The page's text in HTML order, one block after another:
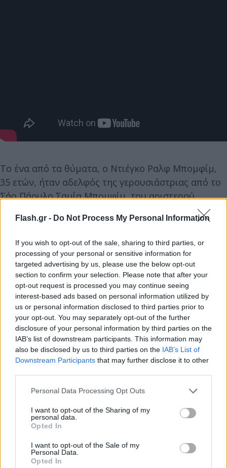
Flash.gr - Do Not Process My Personal Information
If you wish to opt-out of the sale, sharing to third parties, or
processing of your personal or sensitive information for
targeted advertising by us, please use the below opt-out
section to confirm your selection. Please note that after your
opt-out request is processed you may continue seeing
interest-based ads based on personal information utilized by
us or personal information disclosed to third parties prior to
your opt-out. You may separately opt-out of the further
disclosure of your personal information by third parties on the
IAB’s list of downstream participants. This information may
also be disclosed by us to third parties on the IAB’s List of
Downstream Participants that may further disclose it to other
Please note that this website/app uses one or more Google
not limited to your visit or usage behaviour. You may click to
grant or deny consent to Google and its third-party tags to
use your data for below specified purposes in below Google
consent section.
Personal Data Processing Opt Outs
I want to opt-out of the Sharing of my
personal data.
Opted In
I want to opt-out of the Sale of my
Personal Data.
Opted In
Το ένα από τα θύματα, ο Ντιέγκο Ραλφ Μπομφίμ,
35 ετών, ήταν αδελφός της γερουσιάστριας από το
Σάο Πάουλο Σαμία Μπομφίμ, του αριστερού
κόμματος «Σοσιαλισμός και Ελευθερία» (PSOL). Ο
σύντροφός της, ο Γκλάουγκερ Μπράγκα, είναι
εκλέγεται στο Ρίο ντε Τζανέιρο.
Ο υπουργός Δικαιοσύνης και Δημόσιας Ασφάλειας
Φλάβιο Ντίνο ανέφερε μέσω της πλατφόρμας Χ ότι
ζήτησε από την ομοσπονδιακή αστυνομία να
ερευνήσει την υπόθεση, καθώς διατυπώθηκαν
κάποιες υποψίες ότι η εκτέλεση των γιατρών
μπορεί να είχε πολιτικά κίνητρα.